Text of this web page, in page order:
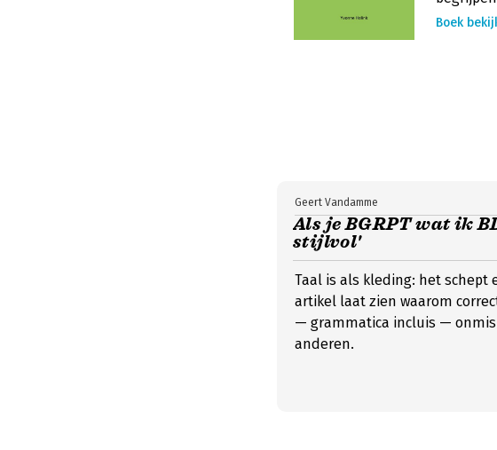
Boek
Als je BGRPT wat ik
stijlvol'
Geert Vandamme
Taal is als kleding: het schept
artikel laat zien waarom
— grammatica incluis —
anderen.